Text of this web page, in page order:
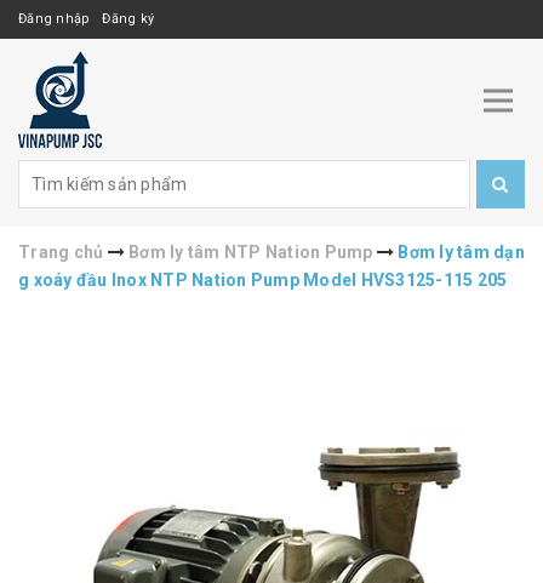
Đăng nhập Đăng ký
Trang chủ Bơm ly tâm NTP Nation Pump
Bơm ly tâm dạn
g xoáy đầu Inox NTP Nation Pump Model HVS3125-115 205